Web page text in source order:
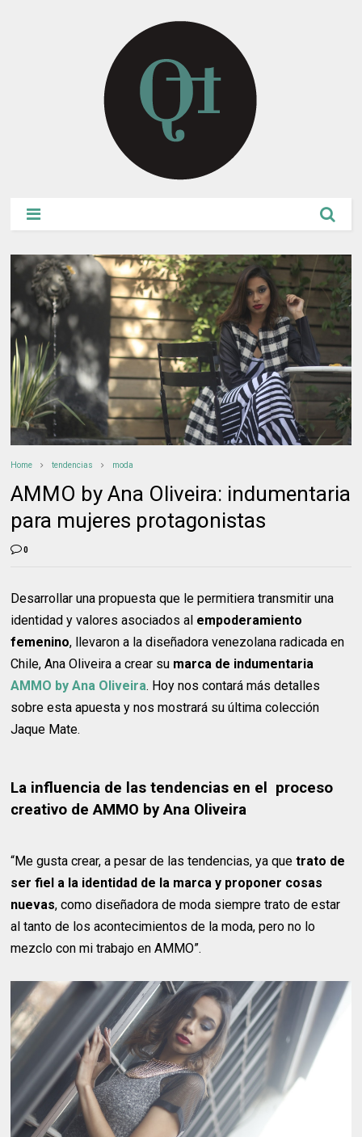
Home tendencias moda
AMMO by Ana Oliveira: indumentaria
para mujeres protagonistas
0
Desarrollar una propuesta que le permitiera transmitir una
identidad y valores asociados al empoderamiento
femenino, llevaron a la diseñadora venezolana radicada en
Chile, Ana Oliveira a crear su marca de indumentaria
AMMO by Ana Oliveira. Hoy nos contará más detalles
sobre esta apuesta y nos mostrará su última colección
Jaque Mate.
La influencia de las tendencias en el proceso
creativo de AMMO by Ana Oliveira
“Me gusta crear, a pesar de las tendencias, ya que trato de
ser fiel a la identidad de la marca y proponer cosas
nuevas, como diseñadora de moda siempre trato de estar
al tanto de los acontecimientos de la moda, pero no lo
mezclo con mi trabajo en AMMO”.